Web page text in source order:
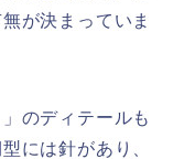
が決まっていま
のディテールも
には針があり、